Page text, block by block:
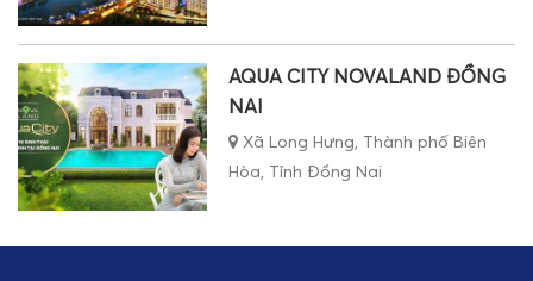
AQUA CITY NOVALAND ĐỒNG
NAI
Xã Long Hưng, Thành phố Biên
Hòa, Tỉnh Đồng Nai